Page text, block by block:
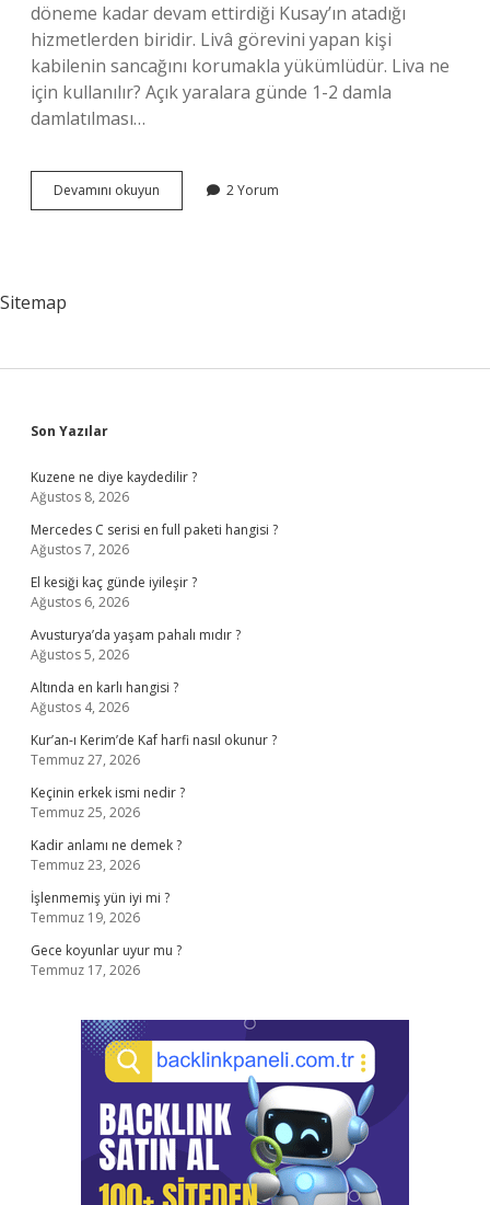
döneme kadar devam ettirdiği Kusay’ın atadığı
hizmetlerden biridir. Livâ görevini yapan kişi
kabilenin sancağını korumakla yükümlüdür. Liva ne
için kullanılır? Açık yaralara günde 1-2 damla
damlatılması…
Devamını okuyun
Olmak
2 Yorum
Sitemap
Sidebar
Son Yazılar
Kuzene ne diye kaydedilir ?
Ağustos 8, 2026
Mercedes C serisi en full paketi hangisi ?
Ağustos 7, 2026
El kesiği kaç günde iyileşir ?
Ağustos 6, 2026
Avusturya’da yaşam pahalı mıdır ?
Ağustos 5, 2026
Altında en karlı hangisi ?
Ağustos 4, 2026
Kur’an-ı Kerim’de Kaf harfi nasıl okunur ?
Temmuz 27, 2026
Keçinin erkek ismi nedir ?
Temmuz 25, 2026
Kadir anlamı ne demek ?
Temmuz 23, 2026
İşlenmemiş yün iyi mi ?
Temmuz 19, 2026
Gece koyunlar uyur mu ?
Temmuz 17, 2026